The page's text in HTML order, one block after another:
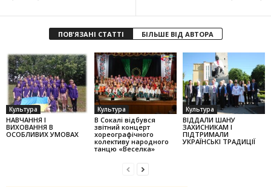
ПОВ'ЯЗАНІ СТАТТІ БІЛЬШЕ ВІД АВТОРА
Культура
НАВЧАННЯ І
ВИХОВАННЯ В
ОСОБЛИВИХ УМОВАХ
Культура
В Сокалі відбувся
звітний концерт
хореографічного
колек­тиву народного
танцю «Веселка»
Культура
ВІДДАЛИ ШАНУ
ЗАХИСНИКАМ І
ПІДТРИМАЛИ
УКРАЇНСЬКІ ТРАДИЦІЇ